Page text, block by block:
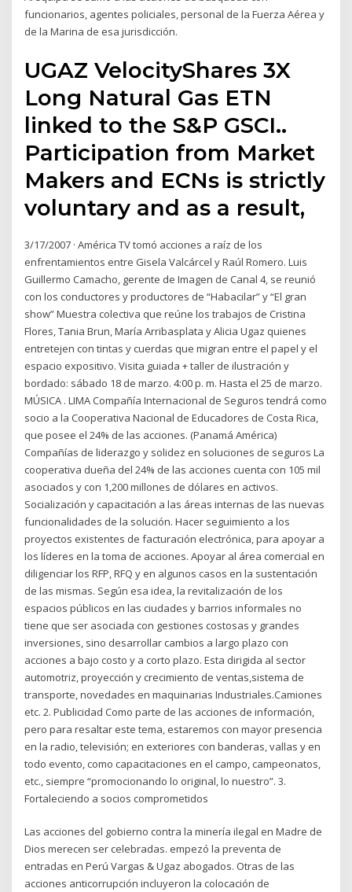
funcionarios, agentes policiales, personal de la Fuerza Aérea y
de la Marina de esa jurisdicción.
UGAZ VelocityShares 3X
Long Natural Gas ETN
linked to the S&P GSCI..
Participation from Market
Makers and ECNs is strictly
voluntary and as a result,
3/17/2007 · América TV tomó acciones a raíz de los
enfrentamientos entre Gisela Valcárcel y Raúl Romero. Luis
Guillermo Camacho, gerente de Imagen de Canal 4, se reunió
con los conductores y productores de “Habacilar” y “El gran
show” Muestra colectiva que reúne los trabajos de Cristina
Flores, Tania Brun, María Arribasplata y Alicia Ugaz quienes
entretejen con tintas y cuerdas que migran entre el papel y el
espacio expositivo. Visita guiada + taller de ilustración y
bordado: sábado 18 de marzo. 4:00 p. m. Hasta el 25 de marzo.
MÚSICA . LIMA Compañía Internacional de Seguros tendrá como
socio a la Cooperativa Nacional de Educadores de Costa Rica,
que posee el 24% de las acciones. (Panamá América)
Compañías de liderazgo y solidez en soluciones de seguros La
cooperativa dueña del 24% de las acciones cuenta con 105 mil
asociados y con 1,200 millones de dólares en activos.
Socialización y capacitación a las áreas internas de las nuevas
funcionalidades de la solución. Hacer seguimiento a los
proyectos existentes de facturación electrónica, para apoyar a
los líderes en la toma de acciones. Apoyar al área comercial en
diligenciar los RFP, RFQ y en algunos casos en la sustentación
de las mismas. Según esa idea, la revitalización de los
espacios públicos en las ciudades y barrios informales no
tiene que ser asociada con gestiones costosas y grandes
inversiones, sino desarrollar cambios a largo plazo con
acciones a bajo costo y a corto plazo. Esta dirigida al sector
automotriz, proyección y crecimiento de ventas,sistema de
transporte, novedades en maquinarias Industriales.Camiones
etc. 2. Publicidad Como parte de las acciones de información,
pero para resaltar este tema, estaremos con mayor presencia
en la radio, televisión; en exteriores con banderas, vallas y en
todo evento, como capacitaciones en el campo, campeonatos,
etc., siempre “promocionando lo original, lo nuestro”. 3.
Fortaleciendo a socios comprometidos
Las acciones del gobierno contra la minería ilegal en Madre de
Dios merecen ser celebradas. empezó la preventa de
entradas en Perú Vargas & Ugaz abogados. Otras de las
acciones anticorrupción incluyeron la colocación de